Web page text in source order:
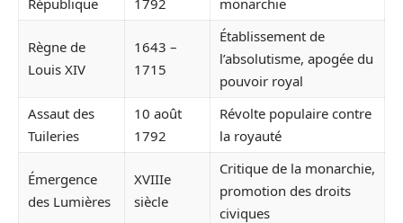
République 1792 monarchie
Règne de
Louis XIV
1643 –
1715
Établissement de
l’absolutisme, apogée du
pouvoir royal
Assaut des
Tuileries
10 août
1792
Révolte populaire contre
la royauté
Émergence
des Lumières
XVIIIe
siècle
Critique de la monarchie,
promotion des droits
civiques